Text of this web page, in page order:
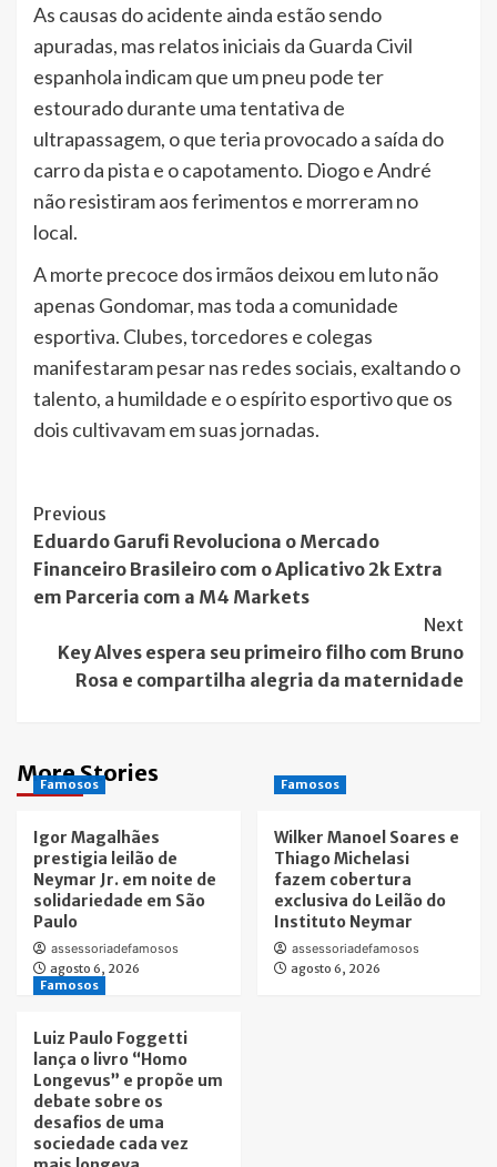
As causas do acidente ainda estão sendo
apuradas, mas relatos iniciais da Guarda Civil
espanhola indicam que um pneu pode ter
estourado durante uma tentativa de
ultrapassagem, o que teria provocado a saída do
carro da pista e o capotamento. Diogo e André
não resistiram aos ferimentos e morreram no
local.
A morte precoce dos irmãos deixou em luto não
apenas Gondomar, mas toda a comunidade
esportiva. Clubes, torcedores e colegas
manifestaram pesar nas redes sociais, exaltando o
talento, a humildade e o espírito esportivo que os
dois cultivavam em suas jornadas.
Post
Navigation
Previous
Eduardo Garufi Revoluciona o Mercado
Financeiro Brasileiro com o Aplicativo 2k Extra
em Parceria com a M4 Markets
Next
Key Alves espera seu primeiro filho com Bruno
Rosa e compartilha alegria da maternidade
More Stories
Famosos
Igor Magalhães
prestigia leilão de
Neymar Jr. em noite de
solidariedade em São
Paulo
assessoriadefamosos
agosto 6, 2026
Famosos
Wilker Manoel Soares e
Thiago Michelasi
fazem cobertura
exclusiva do Leilão do
Instituto Neymar
assessoriadefamosos
agosto 6, 2026
Famosos
Luiz Paulo Foggetti
lança o livro “Homo
Longevus” e propõe um
debate sobre os
desafios de uma
sociedade cada vez